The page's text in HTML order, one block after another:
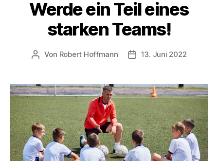
Werde ein Teil eines
starken Teams!
Beitragsautor
Von Robert Hoffmann Veröffentlichungsdatum
13. Juni 2022